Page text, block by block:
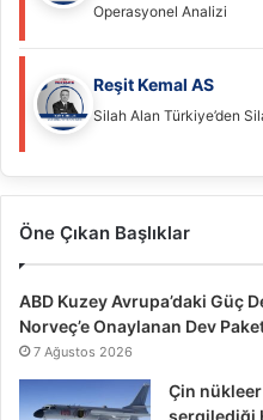
Operasyonel Analizi
Reşit Kemal AS
Silah Alan Türkiye’den
Öne Çıkan Başlıklar
ABD Kuzey Avrupa’daki Güç
Norveç’e Onaylanan Dev
7 Ağustos 2026
Çin
sergilediği